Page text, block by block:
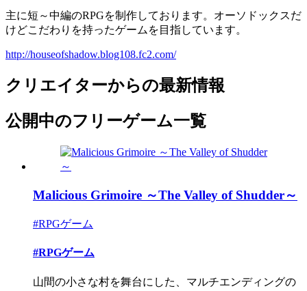
主に短～中編のRPGを制作しております。オーソドックスだ
けどこだわりを持ったゲームを目指しています。
http://houseofshadow.blog108.fc2.com/
クリエイターからの最新情報
公開中のフリーゲーム一覧
Malicious Grimoire ～The Valley of Shudder～
#RPGゲーム
#RPGゲーム
山間の小さな村を舞台にした、マルチエンディングの